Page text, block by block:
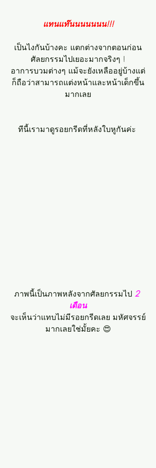
แทนแท๊นนนนนนน!!!
เป็นไงกันบ้างคะ แตกต่างจากตอนก่อน
ศัลยกรรมไปเยอะมากจริงๆ !
อาการบวมต่างๆ แม้จะยังเหลืออยู่บ้างแต่
ก็ถือว่าสามารถแต่งหน้าและหน้าเด็กขึ้น
มากเลย
ทีนี้เรามาดูรอยกรีดที่หลังใบหูกันค่ะ
ภาพนี้เป็นภาพหลังจากศัลยกรรมไป 2
เดือน
จะเห็นว่าแทบไม่มีรอยกรีดเลย มหัศจรรย์
มากเลยใช่มั้ยคะ 😍